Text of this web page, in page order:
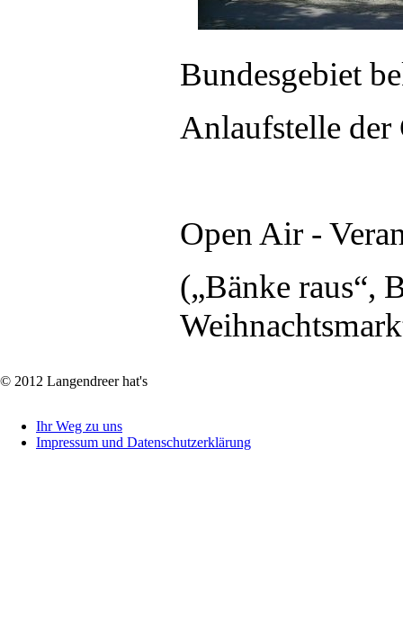
Bundesgebiet
Anlaufstelle der
Open Air -
(„Bänke raus“,
© 2012 Langendreer hat's
Ihr Weg zu uns
Impressum und Datenschutzerklärung